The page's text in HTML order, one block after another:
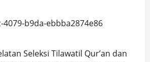
Seleksi Tilawatil Qur’an dan